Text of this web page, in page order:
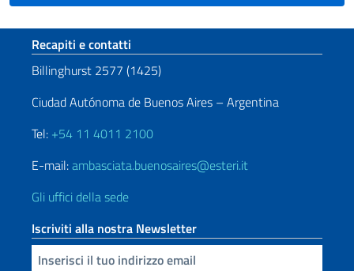
Sezione footer
Recapiti e contatti
Billinghurst 2577 (1425)
Ciudad Autónoma de Buenos Aires – Argentina
Tel: +54 11 4011 2100
E-mail:ambasciata.buenosaires@esteri.it
Gli uffici della sede
Iscriviti alla nostra Newsletter
Inserisci la tua email